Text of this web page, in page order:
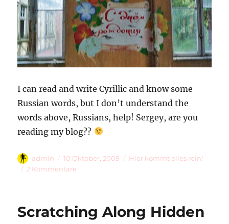
I can read and write Cyrillic and know some
Russian words, but I don’t understand the
words above, Russians, help! Sergey, are you
reading my blog??
Autor
admin
Veröffentlicht
am
10 Oktober, 2009 Kategorien
Hier kommt alles rein!
2 Kommentare
Scratching Along Hidden